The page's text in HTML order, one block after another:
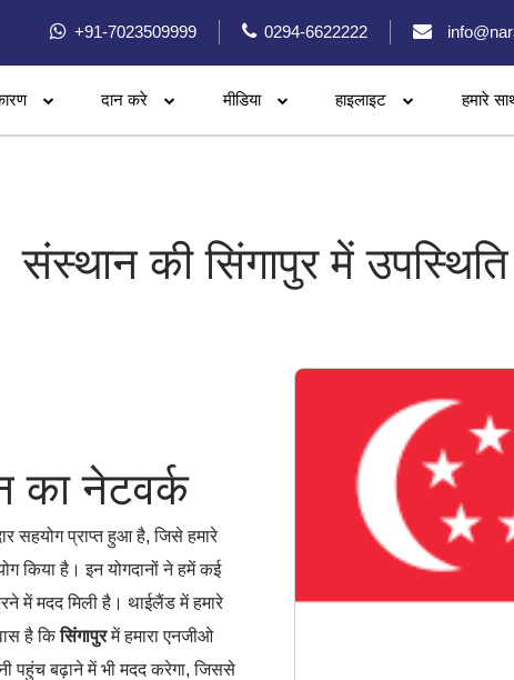
+91-7023509999 0294-6622222
दान करे मीडिया हाइलाइट हमारे
संस्थान की सिंगापुर में उपस्थिति
का नेटवर्क
सहयोग प्राप्त हुआ है, जिसे हमारे
किया है। इन योगदानों ने हमें कई
में मदद मिली है। थाईलैंड में हमारे
है किसिंगापुरमें हमारा एनजीओ
पहुंच बढ़ाने में भी मदद करेगा, जिससे